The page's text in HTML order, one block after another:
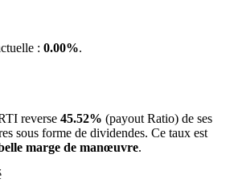
: 0.00%.
reverse 45.52% (payout Ratio) de ses
sous forme de dividendes. Ce taux est
marge de manœuvre.